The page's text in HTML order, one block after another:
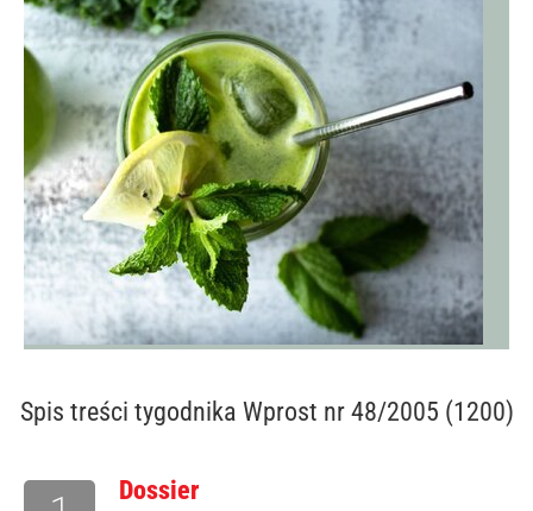
Spis treści tygodnika Wprost nr 48/2005 (1200)
Dossier